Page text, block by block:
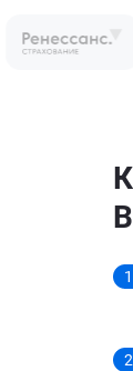
1
2